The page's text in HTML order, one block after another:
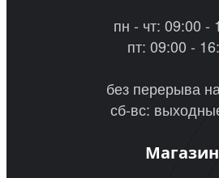
пн - чт: 09:00 -
пт: 09:00 -
без перерыва
сб-вс:
Магазин